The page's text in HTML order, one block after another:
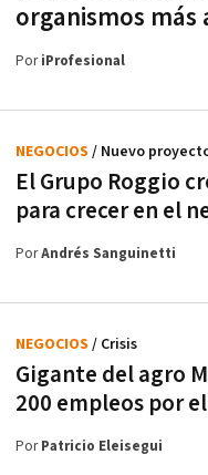
organismos más
PoriProfesional
El Grupo Roggio
para crecer en el
NEGOCIOS / Nuevo
PorAndrés Sanguinetti
Gigante del agro
200 empleos por
NEGOCIOS / Crisis
PorPatricio Eleisegui